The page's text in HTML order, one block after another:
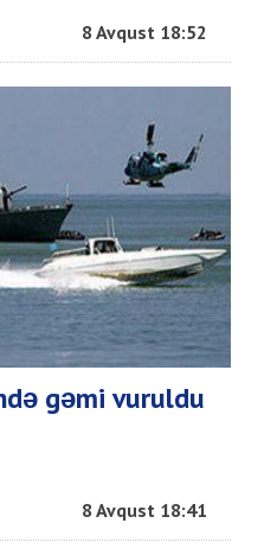
8 Avqust 18:52
gəmi vuruldu
8 Avqust 18:41